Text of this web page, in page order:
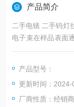
产品简介
二手电镜 二手钨灯丝电镜观察样品表面的形貌，分析系统用聚焦
电子束在样品表面
散射电子或吸收电
面的同步扫描照片
产品型号：
更新时间：2024-
厂商性质：经销商